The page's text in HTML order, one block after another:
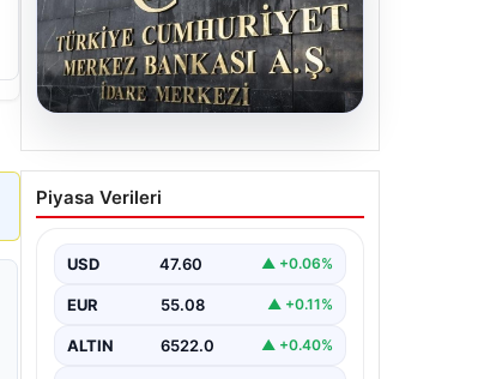
Merkez Bankası Nisan Ayı
Faiz Kararı Ne Zaman
Ekonomistlerin
Beklentileri ve Piyasa
Türkiye Cumhuriyet Merkez Bankası
Piyasa Verileri
USD 47.60 ▲ +0.06%
EUR 55.08 ▲ +0.11%
ALTIN 6522.0 ▲ +0.40%